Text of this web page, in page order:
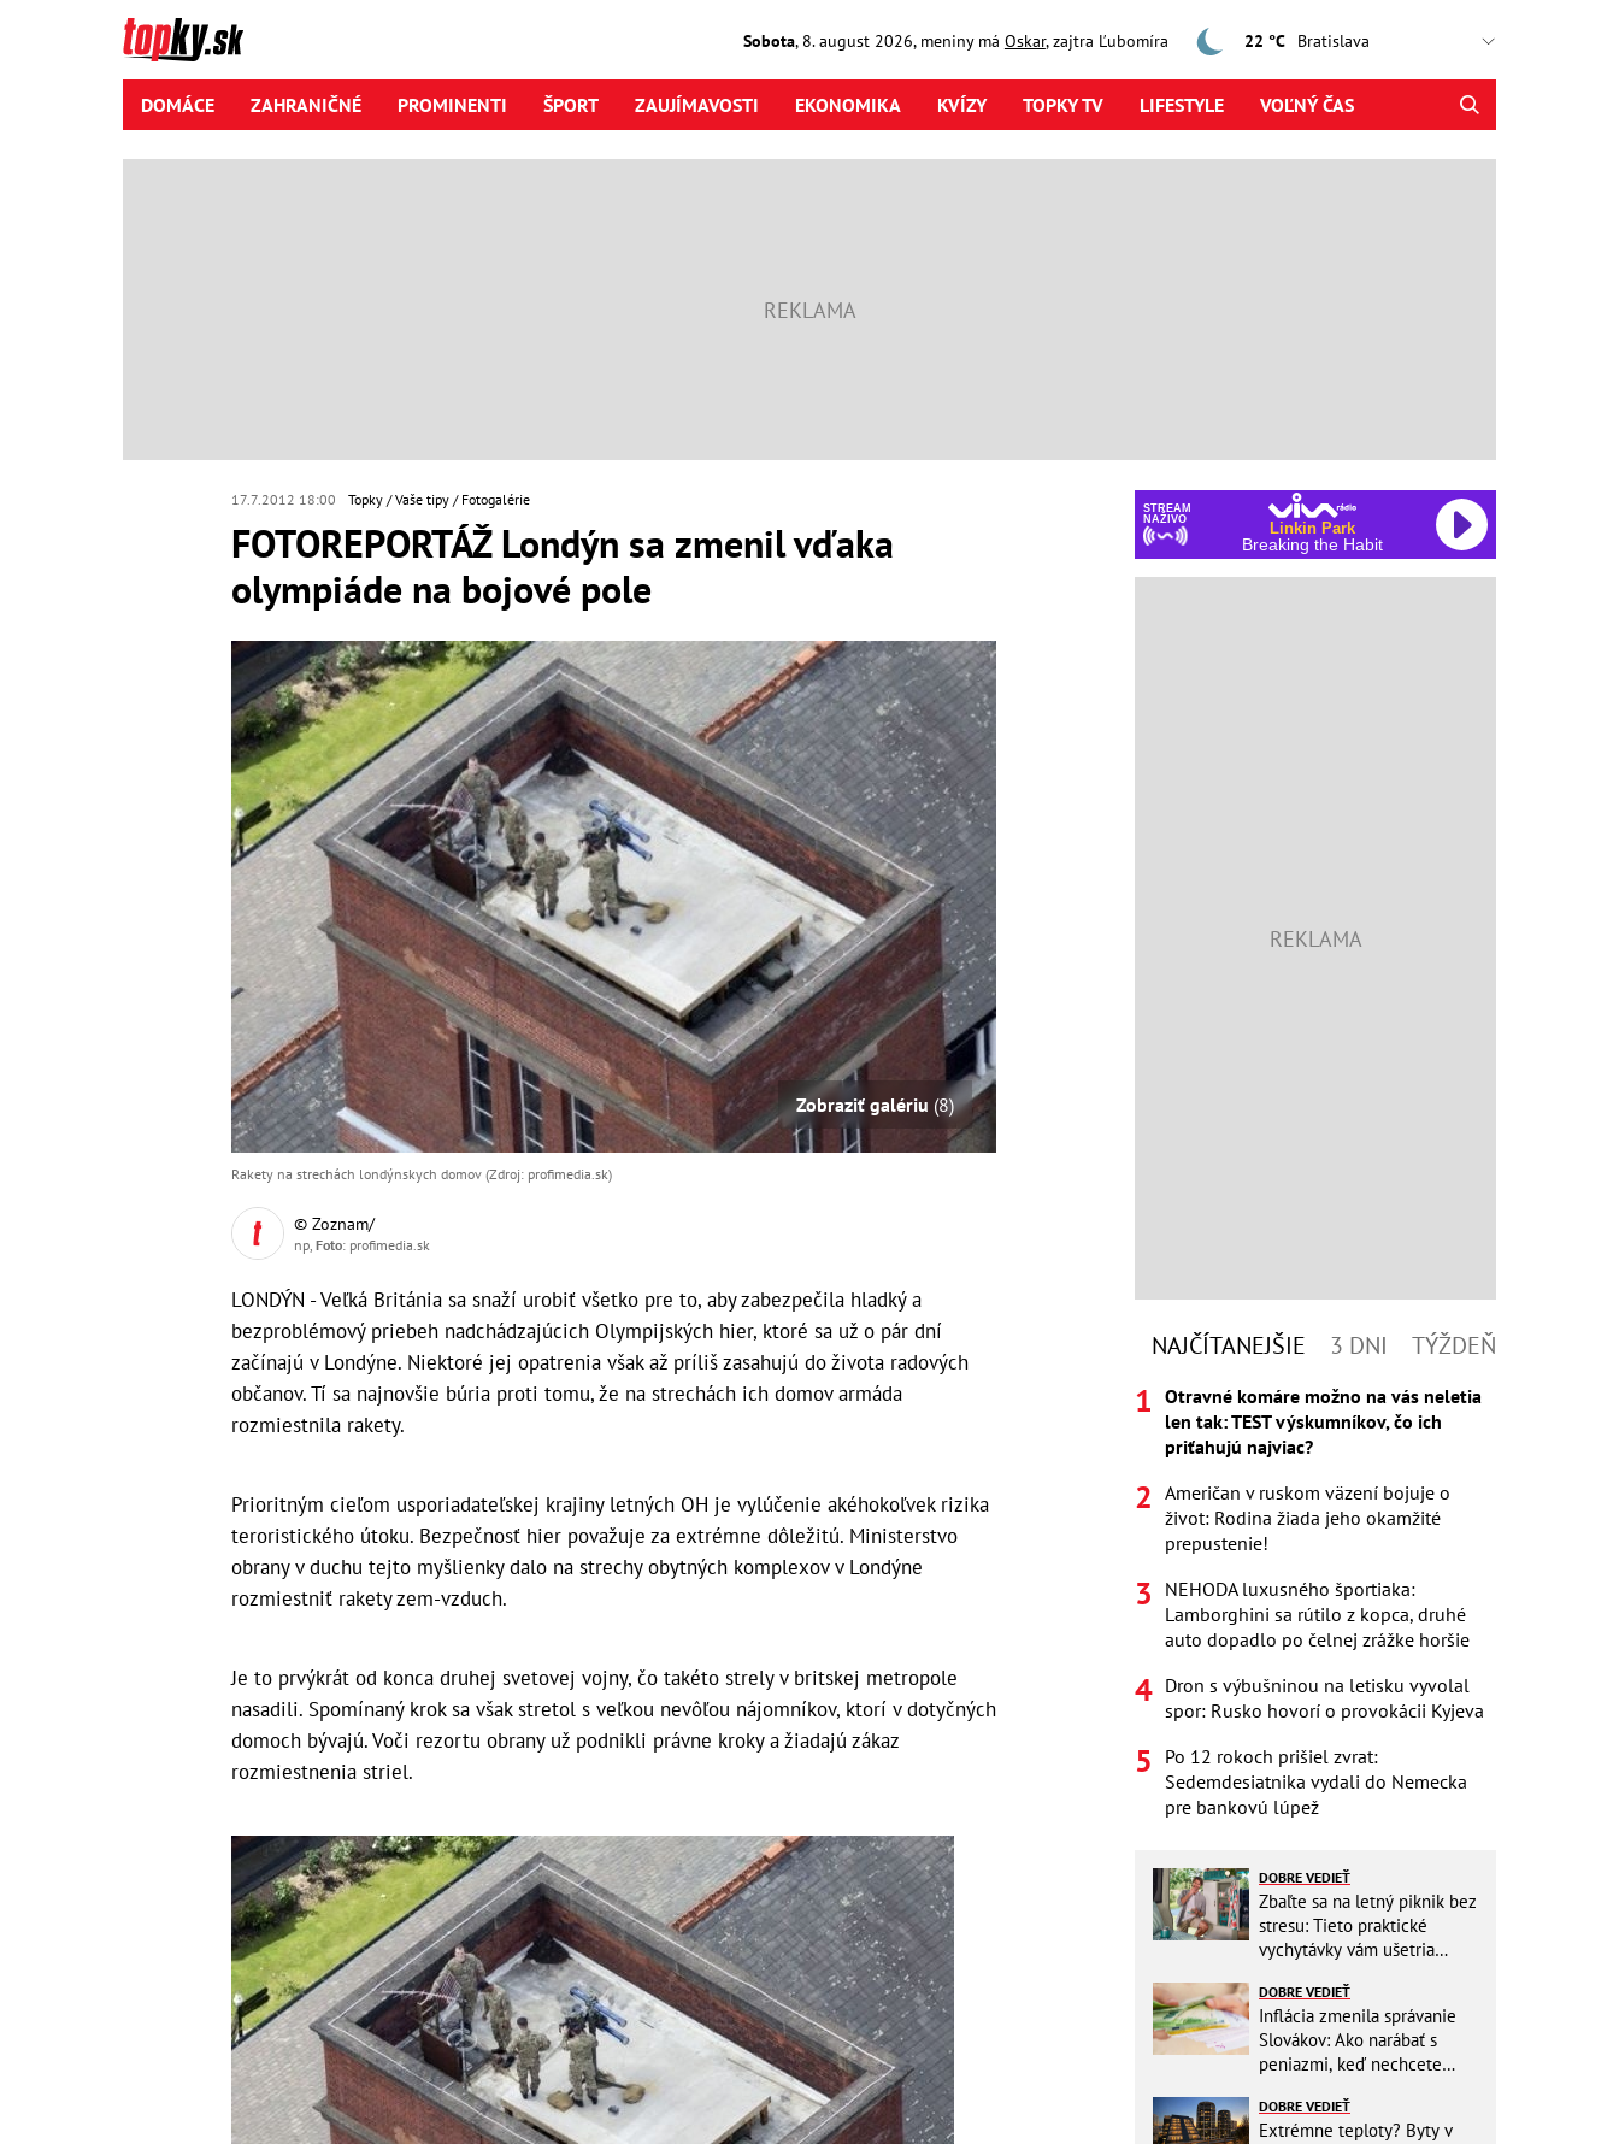
Sobota, 8. august2026, meniny má Oskar, zajtra Ľubomíra 22 °C
DOMÁCE ZAHRANIČNÉ PROMINENTI ŠPORT ZAUJÍMAVOSTI EKONOMIKA KVÍZY TOPKY TV LIFESTYLE VOĽNÝ ČAS
17.7.2012 18:00 Topky Vaše tipy Fotogalérie
FOTOREPORTÁŽ Londýn sa zmenil vďaka
olympiáde na bojové pole
Zobraziť galériu (8)
Rakety na strechách londýnskych domov (Zdroj: profimedia.sk)
© Zoznam/
np, Foto: profimedia.sk
LONDÝN - Veľká Británia sa snaží urobiť všetko pre to, aby zabezpečila hladký a
bezproblémový priebeh nadchádzajúcich Olympijských hier, ktoré sa už o pár dní
začínajú v Londýne. Niektoré jej opatrenia však až príliš zasahujú do života radových
občanov. Tí sa najnovšie búria proti tomu, že na strechách ich domov armáda
rozmiestnila rakety.
Prioritným cieľom usporiadateľskej krajiny letných OH je vylúčenie akéhokoľvek rizika
teroristického útoku. Bezpečnosť hier považuje za extrémne dôležitú. Ministerstvo
obrany v duchu tejto myšlienky dalo na strechy obytných komplexov v Londýne
rozmiestniť rakety zem-vzduch.
Je to prvýkrát od konca druhej svetovej vojny, čo takéto strely v britskej metropole
nasadili. Spomínaný krok sa však stretol s veľkou nevôľou nájomníkov, ktorí v dotyčných
domoch bývajú. Voči rezortu obrany už podnikli právne kroky a žiadajú zákaz
rozmiestnenia striel.
STREAM
NAŽIVO
Linkin Park
Breaking the Habit
NAJČÍTANEJŠIE 3 DNI TÝŽDEŇ
Otravné komáre možno na vás neletia
len tak: TEST výskumníkov, čo ich
priťahujú najviac?
Američan v ruskom väzení bojuje o
život: Rodina žiada jeho okamžité
prepustenie!
NEHODA luxusného športiaka:
Lamborghini sa rútilo z kopca, druhé
auto dopadlo po čelnej zrážke horšie
Dron s výbušninou na letisku vyvolal
spor: Rusko hovorí o provokácii Kyjeva
Po 12 rokoch prišiel zvrat:
Sedemdesiatnika vydali do Nemecka
pre bankovú lúpež
DOBRE VEDIEŤ
Zbaľte sa na letný piknik bez
stresu: Tieto praktické
vychytávky vám ušetria
DOBRE VEDIEŤ
Inflácia zmenila správanie
Slovákov: Ako narábať s
peniazmi, keď nechcete
DOBRE VEDIEŤ
Extrémne teploty? Byty v